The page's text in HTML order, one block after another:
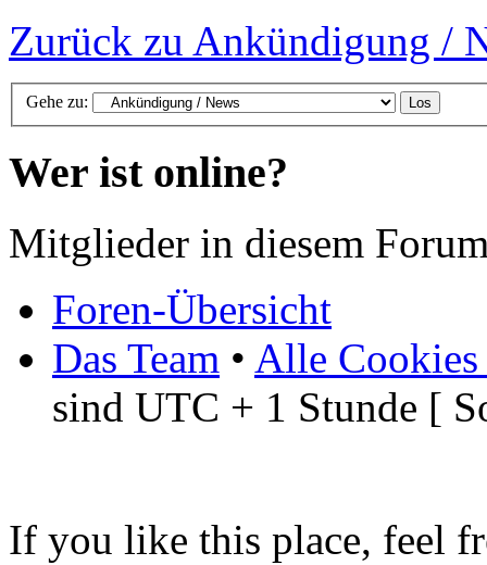
Zurück zu Ankündigung /
Gehe zu:
Wer ist online?
Mitglieder in diesem
Foren-Übersicht
Das Team • Alle Cookies
sind UTC + 1 Stunde [
If you like this place, feel